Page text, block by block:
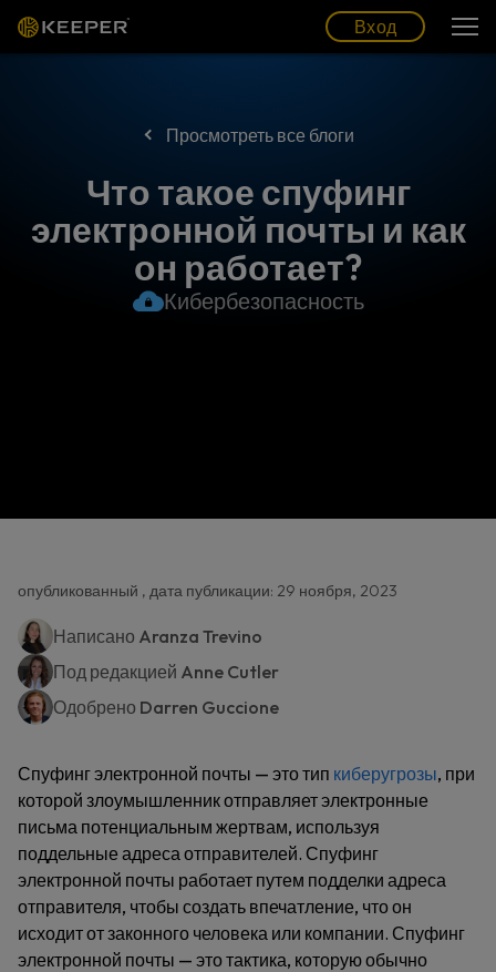
Вход
Просмотреть все блоги
Что такое спуфинг
электронной почты и как
он работает?
Кибербезопасность
опубликованный , дата публикации: 29 ноября, 2023
Написано Aranza Trevino
Под редакцией Anne Cutler
Одобрено Darren Guccione
Спуфинг электронной почты — это тип киберугрозы, при
которой злоумышленник отправляет электронные
письма потенциальным жертвам, используя
поддельные адреса отправителей. Спуфинг
электронной почты работает путем подделки адреса
отправителя, чтобы создать впечатление, что он
исходит от законного человека или компании. Спуфинг
электронной почты — это тактика, которую обычно